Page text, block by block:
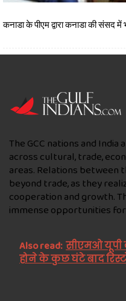
कनाडा के पीएम द्वारा कनाडा की संसद
The GCC nations and
across cultural, trade,
areas. Relations between
beyond trade, as they
cooperation and growth.
immense opportunities
Also read: सीएमओ यूपी
होने के कुछ घंटे बाद